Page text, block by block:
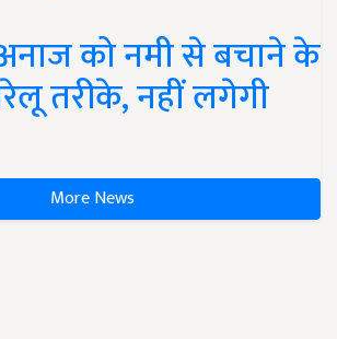
को नमी से बचाने के
तरीके, नहीं लगेगी
More News